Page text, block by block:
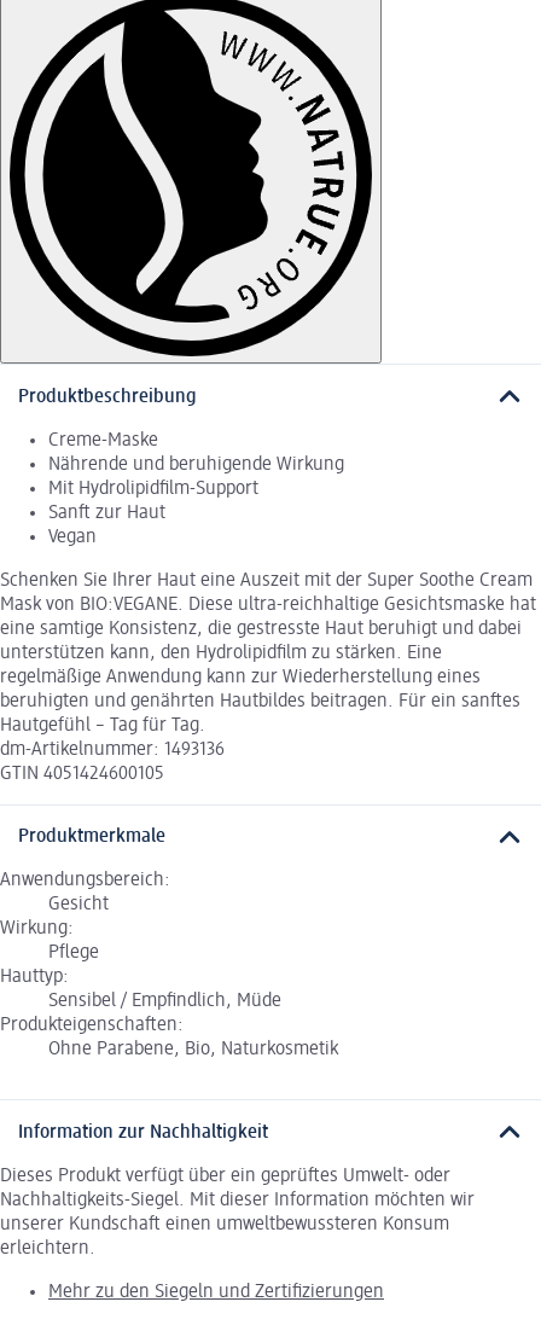
Produktbeschreibung
Creme-Maske
Nährende und beruhigende Wirkung
Mit Hydrolipidfilm-Support
Sanft zur Haut
Vegan
Schenken Sie Ihrer Haut eine Auszeit mit der Super Soothe Cream
Mask von BIO:VEGANE. Diese ultra-reichhaltige Gesichtsmaske hat
eine samtige Konsistenz, die gestresste Haut beruhigt und dabei
unterstützen kann, den Hydrolipidfilm zu stärken. Eine
regelmäßige Anwendung kann zur Wiederherstellung eines
beruhigten und genährten Hautbildes beitragen. Für ein sanftes
Hautgefühl – Tag für Tag.
dm-Artikelnummer: 1493136
GTIN 4051424600105
Produktmerkmale
Anwendungsbereich:
Gesicht
Wirkung:
Pflege
Hauttyp:
Sensibel / Empfindlich, Müde
Produkteigenschaften:
Ohne Parabene, Bio, Naturkosmetik
Information zur Nachhaltigkeit
Dieses Produkt verfügt über ein geprüftes Umwelt- oder
Nachhaltigkeits-Siegel. Mit dieser Information möchten wir
unserer Kundschaft einen umweltbewussteren Konsum
erleichtern.
Mehr zu den Siegeln und Zertifizierungen